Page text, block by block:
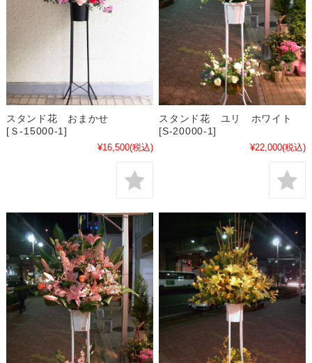
スタンド花 おまかせ
[Ｓ-15000-1]
¥16,500(税込)
スタンド花 ユリ ホワイト
[S-20000-1]
¥22,000(税込)